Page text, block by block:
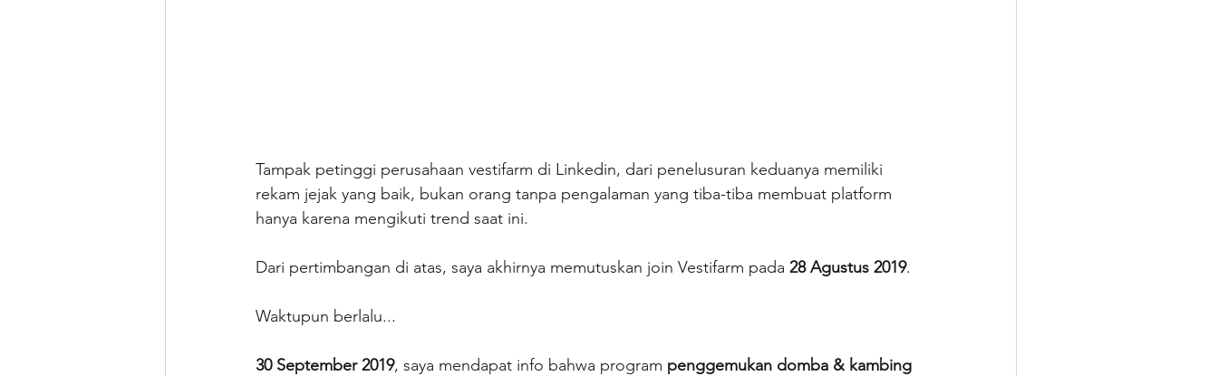
Tampak petinggi perusahaan vestifarm di Linkedin, dari penelusuran keduanya memiliki
rekam jejak yang baik, bukan orang tanpa pengalaman yang tiba-tiba membuat platform
hanya karena mengikuti trend saat ini.
Dari pertimbangan di atas, saya akhirnya memutuskan join Vestifarm pada 28 Agustus 2019.
Waktupun berlalu...
30 September 2019, saya mendapat info bahwa program penggemukan domba & kambing